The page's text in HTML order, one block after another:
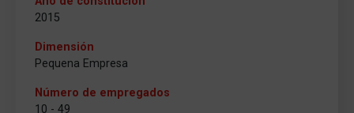
2015
Dimensión
Pequena Empresa
Número de empregados
10 - 49